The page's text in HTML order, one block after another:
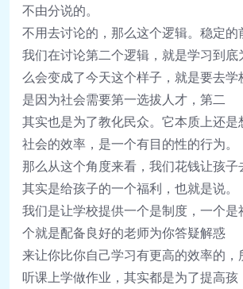
不由分说的。
不用去讨论的，那么这个逻辑。 稳定的
我们在讨论第二个逻辑 ，就是学习到底
么会变成了今天这个样子，就是要去学
是因为社会需要第一选拔人才，第二
其实也是为了教化民众。 它本质上还是
社会的效率， 是一个有目的性的行为。
那么从这个角度来看，我们花钱让孩子
其实是给孩子的一个福利，也就是说。
我们是让学校提供一个是制度， 一个是
个就是配备良好的老师为你答疑解惑
来让你比你自己学习有更高的效率的，
听课上学做作业 ，其实都是为了提高孩